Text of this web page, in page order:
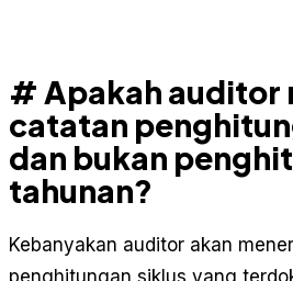
# Apakah auditor
catatan
dan bukan
tahunan?
Kebanyakan auditor akan
penghitungan siklus yang